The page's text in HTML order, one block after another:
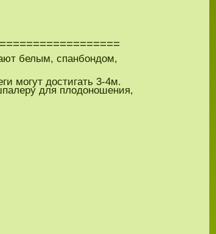
белым, спанбондом,
могут достигать 3-4м.
для плодоношения,